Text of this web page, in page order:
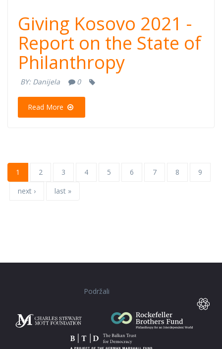
Giving Kosovo
2021 - Report on
the State of
Philanthropy
Giving Kosovo 2021 -
Report on the State of
Philanthropy
BY: Danijela 0
Read More
1 2 3 4 5 6 7 8
9
next ›
last »
Podržali